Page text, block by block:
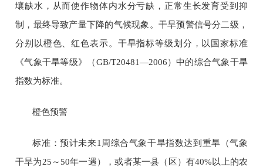
壤缺水，从而使作物体内水分亏缺，正常生长发育受到抑
制，最终导致产量下降的气候现象。干旱预警信号分二级，
分别以橙色、红色表示。干旱指标等级划分，以国家标准
《气象干旱等级》（GB/T20481—2006）中的综合气象干旱
指数为标准。
橙色预警
标准：预计未来1 周综合气象干旱指数达到重旱（气象
干旱为25 ～ 50年一遇），或者某一县（区）有40%以上的农